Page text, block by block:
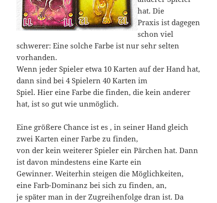
hat. Die
Praxis ist dagegen
schon viel
schwerer: Eine solche Farbe ist nur sehr selten
vorhanden.
Wenn jeder Spieler etwa 10 Karten auf der Hand hat,
dann sind bei 4 Spielern 40 Karten im
Spiel. Hier eine Farbe die finden, die kein anderer
hat, ist so gut wie unmöglich.
Eine größere Chance ist es , in seiner Hand gleich
zwei Karten einer Farbe zu finden,
von der kein weiterer Spieler ein Pärchen hat. Dann
ist davon mindestens eine Karte ein
Gewinner. Weiterhin steigen die Möglichkeiten,
eine Farb-Dominanz bei sich zu finden, an,
je später man in der Zugreihenfolge dran ist. Da